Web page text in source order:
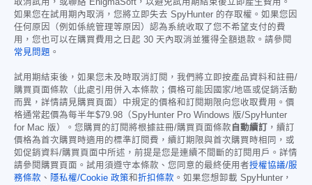
取消試用，或聯絡 EnigmaSoft，以避免試用期結束後立即產生費用。
如果您在試用期內取消，您將立即失去 SpyHunter 的存取權。如果您因
任何原因（例如係統管理等原因）認為系統收取了您不希望支付的費
用，您也可以在購買費用之日起 30 天內取消並獲得全額退款。請參閱
常見問題 。
試用期結束後，如果您未及時取消訂閱，我們將立即按產品資料和註冊/
購買頁面條款（此處引用併入本條款；價格可能因國家/地區或促銷活動
而異，詳情請見購買頁面）中規定的價格和訂閱期限向您收取費用。價
格通常起價為每半年$79.98 （SpyHunter Pro Windows 版/SpyHunter
for Mac 版）。您購買的訂閱將根據註冊/購買頁面條款 自動續訂
，續訂
價格為首次購買時適用的標準訂閱費，續訂期限與首次購買時相同，或
如促銷資料/購買頁面中所述，前提是您是連續不間斷的訂閱用戶。詳情
請參閱購買頁面。試用須遵守本條款、您同意的最終使用者授權協議/服
務條款 、 隱私權/Cookie 政策和折扣條款 。如果您想卸載 SpyHunter，